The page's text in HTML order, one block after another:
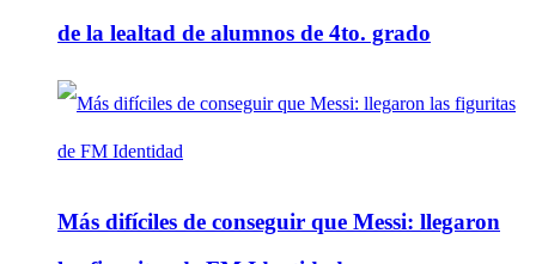
de la lealtad de alumnos de 4to. grado
Más difíciles de conseguir que Messi: llegaron